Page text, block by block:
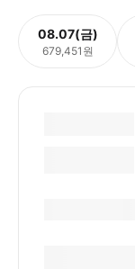
08.07(금)
679,451원